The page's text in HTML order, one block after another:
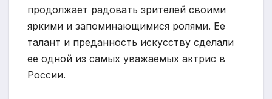
продолжает радовать зрителей своими
яркими и запоминающимися ролями. Ее
талант и преданность искусству сделали
ее одной из самых уважаемых актрис в
России.